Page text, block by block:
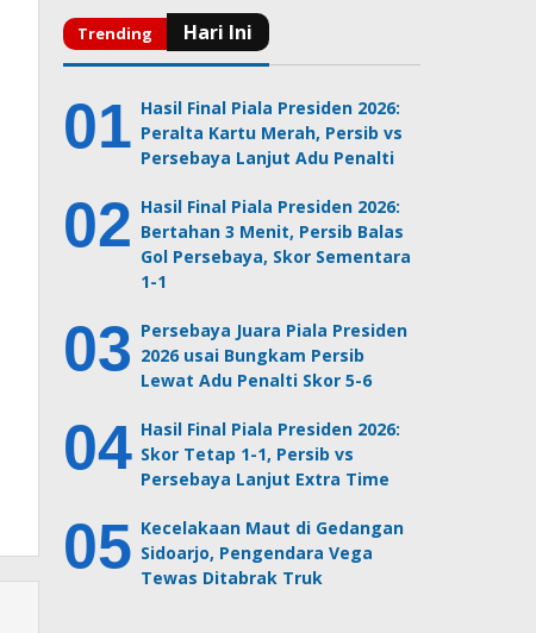
Hasil Final Piala Presiden 2026:
Peralta Kartu Merah, Persib vs
Persebaya Lanjut Adu Penalti
Hasil Final Piala Presiden 2026:
Bertahan 3 Menit, Persib Balas
Gol Persebaya, Skor Sementara
1-1
Persebaya Juara Piala Presiden
2026 usai Bungkam Persib
Lewat Adu Penalti Skor 5-6
Hasil Final Piala Presiden 2026:
Skor Tetap 1-1, Persib vs
Persebaya Lanjut Extra Time
Kecelakaan Maut di Gedangan
Sidoarjo, Pengendara Vega
Tewas Ditabrak Truk